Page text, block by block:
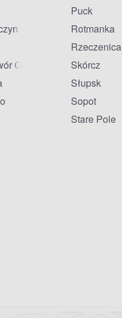
Gdański
Puck
Rotmanka
Rzeczenica
Skórcz
Słupsk
Sopot
Stare Pole